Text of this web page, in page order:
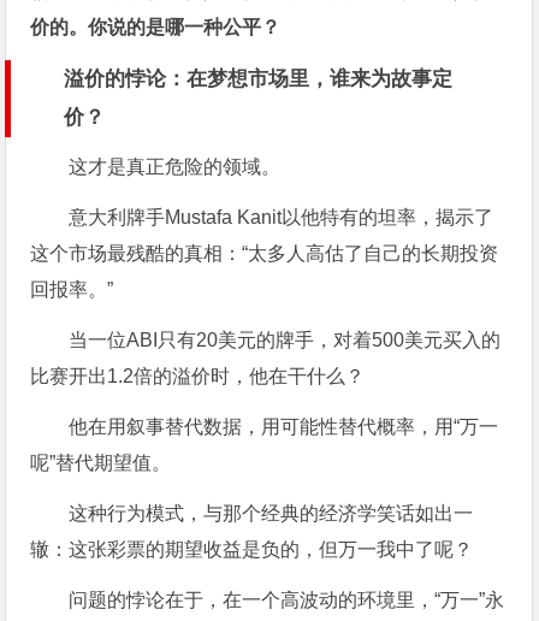
价的。你说的是哪一种公平？
溢价的悖论：在梦想市场里，谁来为故事定
价？
这才是真正危险的领域。
意大利牌手Mustafa Kanit以他特有的坦率，揭示了
这个市场最残酷的真相：“太多人高估了自己的长期投资
回报率。”
当一位ABI只有20美元的牌手，对着500美元买入的
比赛开出1.2倍的溢价时，他在干什么？
他在用叙事替代数据，用可能性替代概率，用“万一
呢”替代期望值。
这种行为模式，与那个经典的经济学笑话如出一
辙：这张彩票的期望收益是负的，但万一我中了呢？
问题的悖论在于，在一个高波动的环境里，“万一”永